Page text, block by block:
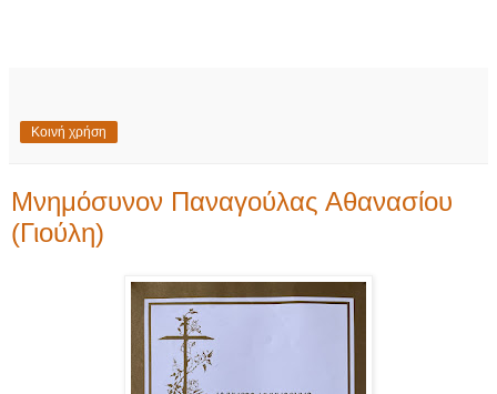
Κοινή χρήση
Μνημόσυνον Παναγούλας Αθανασίου
(Γιούλη)